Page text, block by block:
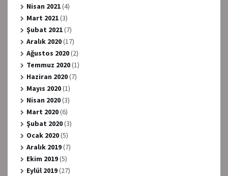
Nisan 2021(4)
Mart 2021(3)
Şubat 2021(7)
Aralık 2020(17)
Ağustos 2020(2)
Temmuz 2020(1)
Haziran 2020(7)
Mayıs 2020(1)
Nisan 2020(3)
Mart 2020(6)
Şubat 2020(3)
Ocak 2020(5)
Aralık 2019(7)
Ekim 2019(5)
Eylül 2019(27)